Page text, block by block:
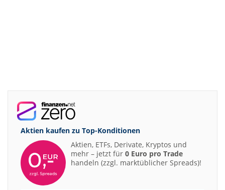
Aktien kaufen zu Top-Konditionen
Aktien, ETFs, Derivate, Kryptos und
mehr – jetzt für 0 Euro pro Trade
handeln (zzgl. marktüblicher Spreads)!